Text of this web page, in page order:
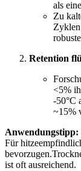
als
Zu
Retention
<5%
-50°C
~15%
Anwendungstipp:
Für
ist oft ausreichend.